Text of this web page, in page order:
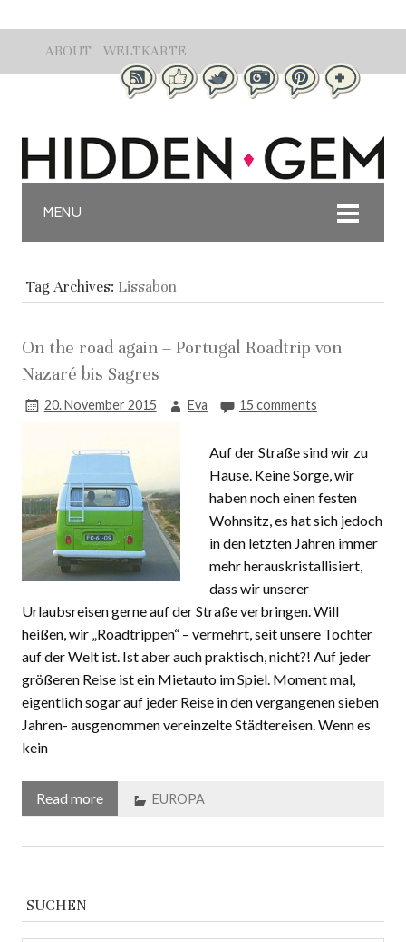
ABOUT WELTKARTE
MENU
Tag Archives: Lissabon
On the road again – Portugal Roadtrip von
Nazaré bis Sagres
20. November 2015 Eva 15 comments
Auf der Straße sind wir zu
Hause. Keine Sorge, wir
haben noch einen festen
Wohnsitz, es hat sich jedoch
in den letzten Jahren immer
mehr herauskristallisiert,
dass wir unserer
Urlaubsreisen gerne auf der Straße verbringen. Will
heißen, wir „Roadtrippen“ – vermehrt, seit unsere Tochter
auf der Welt ist. Ist aber auch praktisch, nicht?! Auf jeder
größeren Reise ist ein Mietauto im Spiel. Moment mal,
eigentlich sogar auf jeder Reise in den vergangenen sieben
Jahren- ausgenommen vereinzelte Städtereisen. Wenn es
kein
Read more EUROPA
SUCHEN